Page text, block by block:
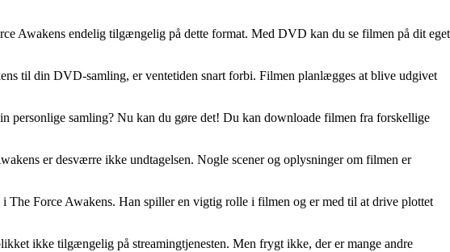
Awakens endelig tilgængelig på dette format. Med DVD kan du se filmen på dit eget
til din DVD-samling, er ventetiden snart forbi. Filmen planlægges at blive udgivet
personlige samling? Nu kan du gøre det! Du kan downloade filmen fra forskellige
er desværre ikke undtagelsen. Nogle scener og oplysninger om filmen er
Force Awakens. Han spiller en vigtig rolle i filmen og er med til at drive plottet
ikke tilgængelig på streamingtjenesten. Men frygt ikke, der er mange andre